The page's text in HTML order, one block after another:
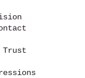
Trust